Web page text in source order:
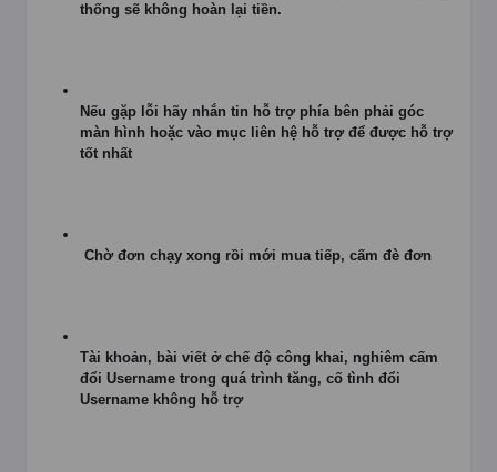
thống sẽ không hoàn lại tiền.
Nếu gặp lỗi hãy nhắn tin hỗ trợ phía bên phải góc
màn hình hoặc vào mục liên hệ hỗ trợ để được hỗ trợ
tốt nhất
Chờ đơn chạy xong rồi mới mua tiếp, cấm đè đơn
Tài khoản, bài viết ở chế độ công khai, nghiêm cấm
đổi Username trong quá trình tăng, cố tình đổi
Username không hỗ trợ